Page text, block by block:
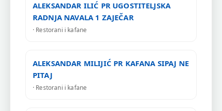
ALEKSANDAR ILIĆ PR UGOSTITELJSKA
RADNJA NAVALA 1 ZAJEČAR
· Restorani i kafane
ALEKSANDAR MILIJIĆ PR KAFANA SIPAJ NE
PITAJ
· Restorani i kafane